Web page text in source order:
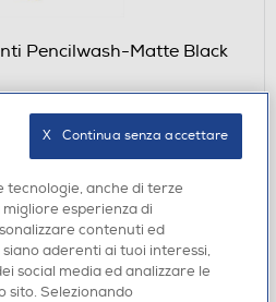
Pencilwash-Matte Black
AGGIUNGI
tecnologie, anche di terze
esperienza di
contenuti ed
aderenti ai tuoi interessi,
social media ed analizzare le
sito. Selezionando
X   Continua senza accettare